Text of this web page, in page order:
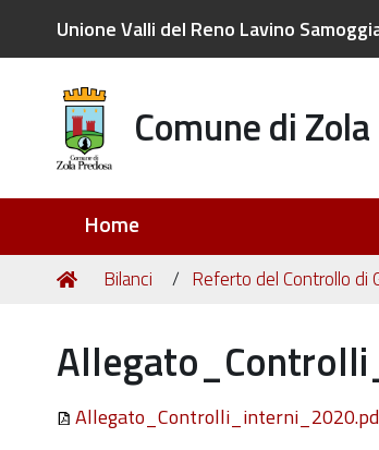
Unione Valli del Reno Lavino
Comune di
Home
Tu
Home
Bilanci Referto del Controllo di